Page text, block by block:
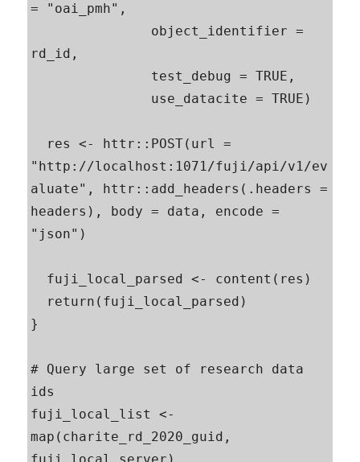
= "oai_pmh",
rd_id,
"http://localhost:1071/fuji/api/v1/ev
aluate", httr::add_headers(.headers =
headers), body = data, encode =
"json")
}
# Query large set of research data
ids
fuji_local_list <-
map(charite_rd_2020_guid,